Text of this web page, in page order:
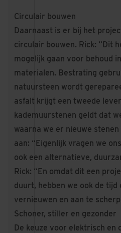
Circulair bouwen
Daarnaast is er bij het
circulair bouwen. Rick: “Dit
mogelijk gaan voor behoud
materialen. Bestrating
natuursteen wordt
asfalt krijgt een tweede
kademuurstenen geldt dat
waarna we er nieuwe
aan: “Eigenlijk vragen we
ook een alternatieve,
Rick: “En omdat dit een
duurt, hebben we ook de
vernieuwen en aan te
Schoner, stiller en gezonder
De keuze voor elektrisch en